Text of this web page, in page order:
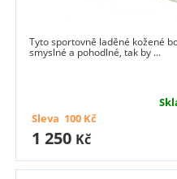
Tyto sportovně laděné kožené
smyslné a pohodlné, tak by ...
1 250 Kč
Sleva 100 Kč